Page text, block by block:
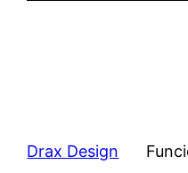
Drax Design